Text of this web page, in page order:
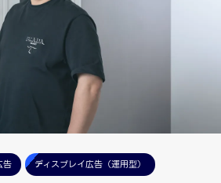
告 ディスプレイ広告（運用型）